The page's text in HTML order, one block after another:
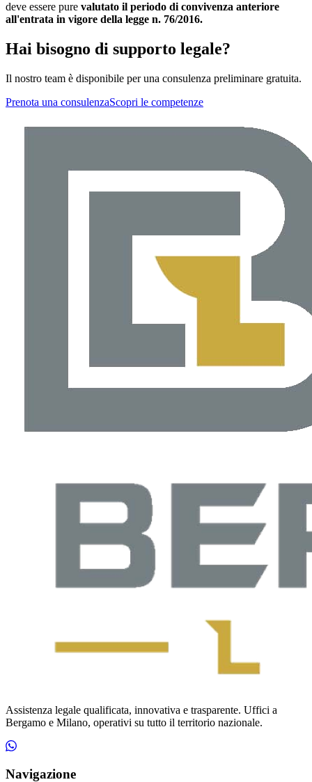
deve essere pure valutato il periodo di convivenza anteriore
all'entrata in vigore della legge n. 76/2016.
Hai bisogno di supporto legale?
Il nostro team è disponibile per una consulenza preliminare gratuita.
Prenota una consulenzaScopri le competenze
Assistenza legale qualificata, innovativa e trasparente. Uffici a
Bergamo e Milano, operativi su tutto il territorio nazionale.
Navigazione